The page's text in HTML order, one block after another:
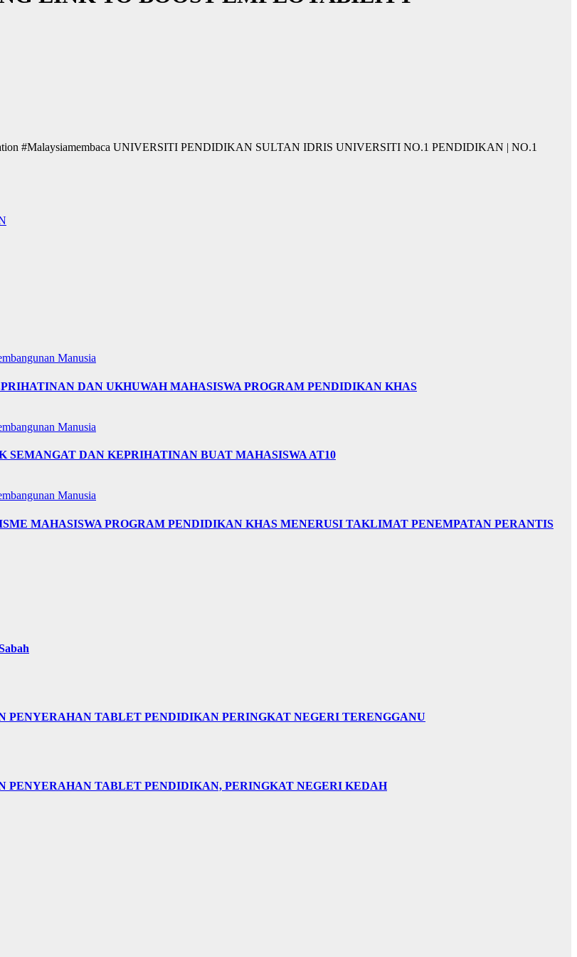
#Malaysiamembaca UNIVERSITI PENDIDIKAN SULTAN IDRIS UNIVERSITI NO.1 PENDIDIKAN | NO.1
Manusia
DAN UKHUWAH MAHASISWA PROGRAM PENDIDIKAN KHAS
Manusia
SEMANGAT DAN KEPRIHATINAN BUAT MAHASISWA AT10
Manusia
MAHASISWA PROGRAM PENDIDIKAN KHAS MENERUSI TAKLIMAT PENEMPATAN PERANTIS
PENYERAHAN TABLET PENDIDIKAN PERINGKAT NEGERI TERENGGANU
PENYERAHAN TABLET PENDIDIKAN, PERINGKAT NEGERI KEDAH